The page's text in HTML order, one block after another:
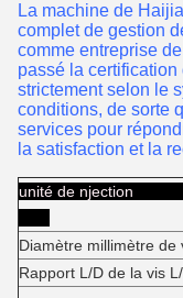
La machine de
complet de gestion
comme entreprise
passé la
strictement selon le
conditions, de sorte
services pour
la satisfaction et la
unité de
Diamètre millimètre de
Rapport L/D de la vis